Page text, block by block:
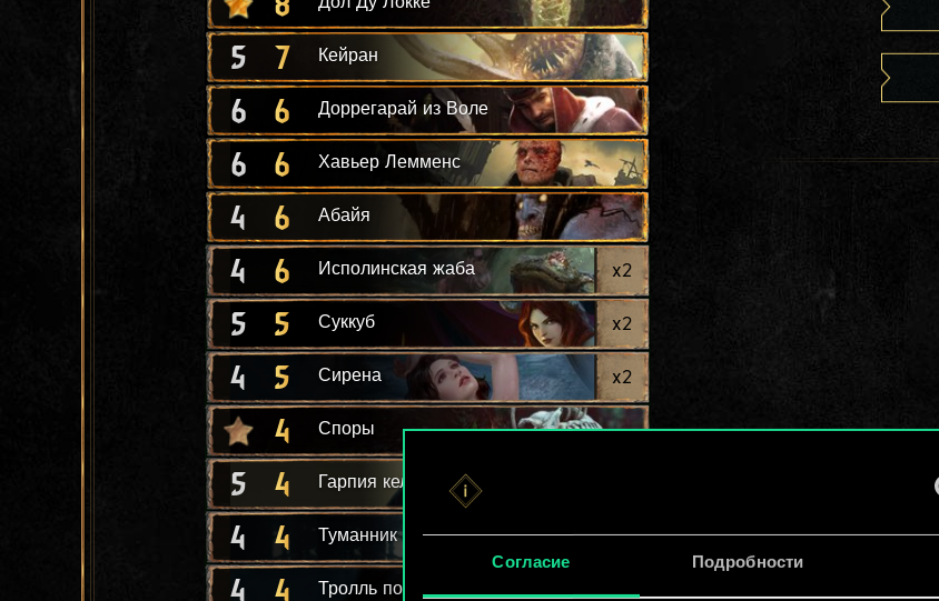
Согласие Подробности
5 7 Кейран
6 6 Доррегарай из Воле
6 6 Хавьер Лемменс
4 6 Абайя
4 6 Исполинская жаба x2
5 5 Суккуб x2
4 5 Сирена x2
4 Споры
5 4 Гарпия келено
4 4 Туманник
4 4 Тролль под мостом